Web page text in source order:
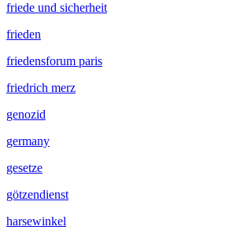
friede und sicherheit
frieden
friedensforum paris
friedrich merz
genozid
germany
gesetze
götzendienst
harsewinkel